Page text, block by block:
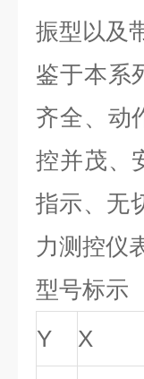
振型以及
鉴于本系
齐全、动
控并茂、
指示、无
力测控仪
型号标示
Y
X